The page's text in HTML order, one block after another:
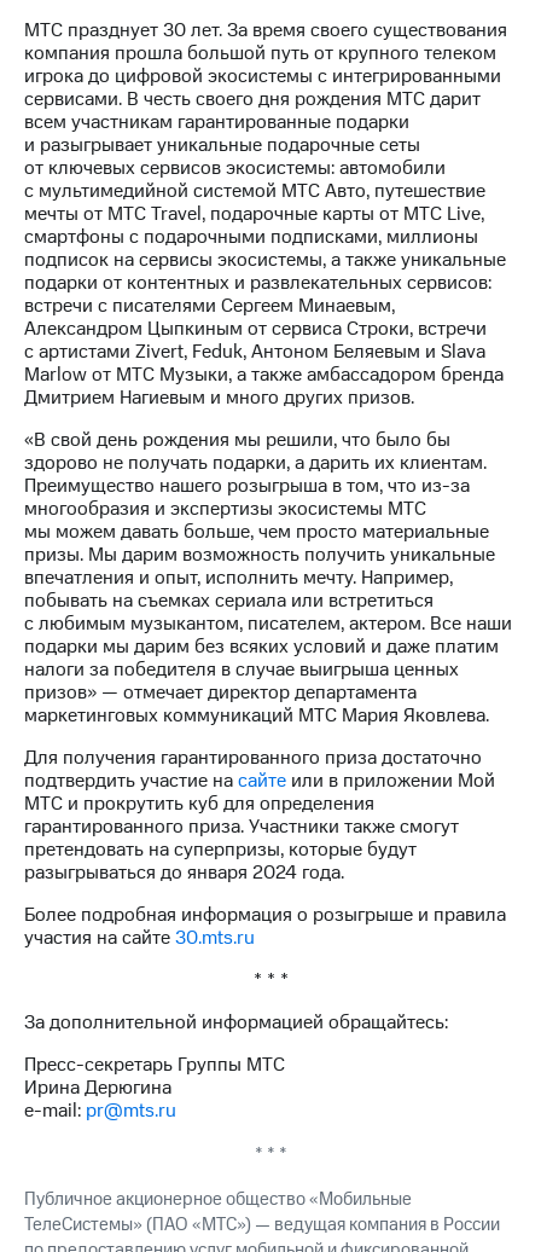
Финансовая
отчетность
Контакты
Новости
в
регионе
и акционерам
Корпоративное
управление
Корпоративный
секретарь
Раскрытие
информации
акционерам
Документы
ПАО
"МТС"
Собрания
акционеров
Личный
кабинет
акционера
Акционерный
капитал
Контроль
и
Рынок
акций
Описание
Программа
приобретения
Порядок
выкупа
акций
облигаций
Описание
Еврооблигации-2023
Уведомление
облигаций
Другое
МТС празднует 30 лет. За время своего существования
компания прошла большой путь от крупного телеком
игрока до цифровой экосистемы с интегрированными
сервисами. В честь своего дня рождения МТС дарит
всем участникам гарантированные подарки
и разыгрывает уникальные подарочные сеты
от ключевых сервисов экосистемы: автомобили
с мультимедийной системой МТС Авто, путешествие
мечты от МТС Travel, подарочные карты от МТС Live,
смартфоны с подарочными подписками, миллионы
подписок на сервисы экосистемы, а также уникальные
подарки от контентных и развлекательных сервисов:
встречи с писателями Сергеем Минаевым,
Александром Цыпкиным от сервиса Строки, встречи
с артистами Zivert, Feduk, Антоном Беляевым и Slava
Marlow от МТС Музыки, а также амбассадором бренда
Дмитрием Нагиевым и много других призов.
«В свой день рождения мы решили, что было бы
здорово не получать подарки, а дарить их клиентам.
Преимущество нашего розыгрыша в том, что из-за
многообразия и экспертизы экосистемы МТС
мы можем давать больше, чем просто материальные
призы. Мы дарим возможность получить уникальные
впечатления и опыт, исполнить мечту. Например,
побывать на съемках сериала или встретиться
с любимым музыкантом, писателем, актером. Все наши
подарки мы дарим без всяких условий и даже платим
налоги за победителя в случае выигрыша ценных
призов» — отмечает директор департамента
маркетинговых коммуникаций МТС Мария Яковлева.
Для получения гарантированного приза достаточно
подтвердить участие насайте или в приложении Мой
МТС и прокрутить куб для определения
гарантированного приза. Участники также смогут
претендовать на суперпризы, которые будут
разыгрываться до января 2024 года.
Более подробная информация о розыгрыше и правила
участия на сайте30.mts.ru
* * *
За дополнительной информацией обращайтесь:
Пресс-секретарь Группы МТС
Ирина Дерюгина
e-mail: pr@mts.ru
* * *
Публичное акционерное общество «Мобильные
ТелеСистемы» (ПАО «МТС») — ведущая компания в России